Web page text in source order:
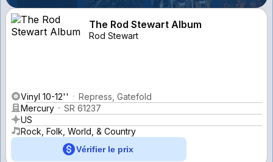
The Rod Stewart Album
Rod Stewart
Vinyl 10-12''
Repress, Gatefold
Mercury
SR 61237
US
Rock, Folk, World, & Country
Vérifier le prix